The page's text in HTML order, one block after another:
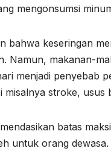
mengonsumsi
bahwa keseringan
Namun, makanan-
menjadi penyebab
stroke, usus
batas
untuk orang